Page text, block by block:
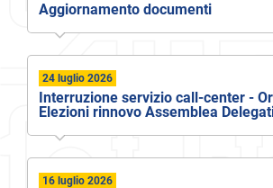
Aggiornamento documenti
24 luglio 2026
Interruzione servizio call-center -
Elezioni rinnovo Assemblea
16 luglio 2026